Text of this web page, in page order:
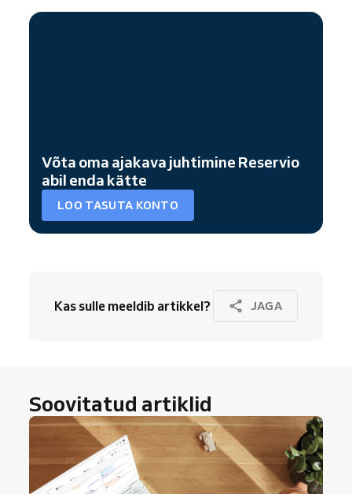
Võta oma ajakava juhtimine Reservio
abil enda kätte
LOO TASUTA KONTO
Kas sulle meeldib artikkel? JAGA
Soovitatud artiklid